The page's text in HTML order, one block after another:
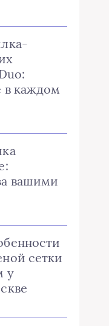
в каждом
вашими
сетки
у